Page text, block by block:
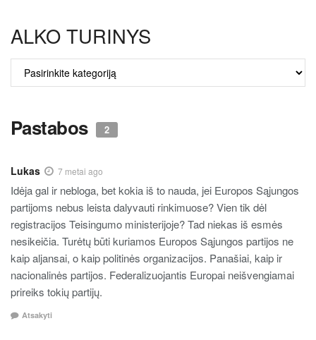
ALKO TURINYS
TURINYS
Pastabos 2
Lukas 7 metai ago
Idėja gal ir nebloga, bet kokia iš to nauda, jei Europos Sąjungos
partijoms nebus leista dalyvauti rinkimuose? Vien tik dėl
registracijos Teisingumo ministerijoje? Tad niekas iš esmės
nesikeičia. Turėtų būti kuriamos Europos Sąjungos partijos ne
kaip aljansai, o kaip politinės organizacijos. Panašiai, kaip ir
nacionalinės partijos. Federalizuojantis Europai neišvengiamai
prireiks tokių partijų.
Atsakyti